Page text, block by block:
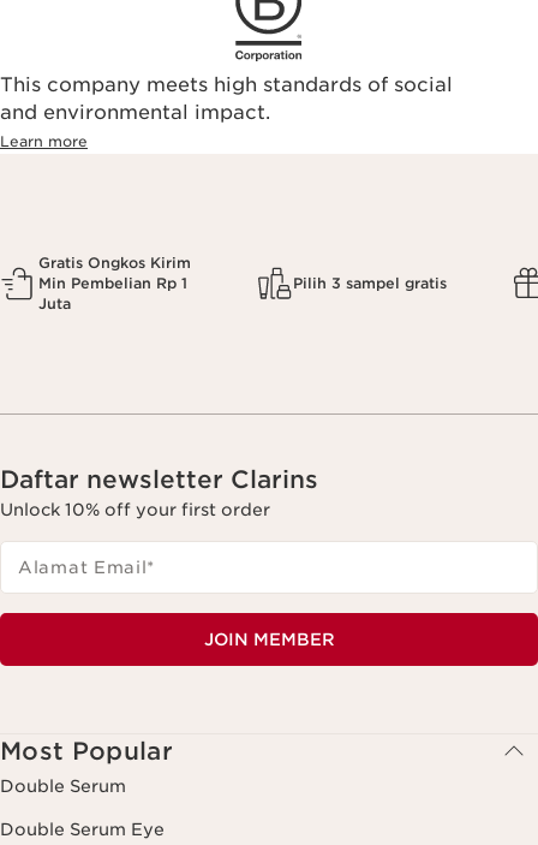
This company meets high standards of social
and environmental impact.
Learn more
Gratis Ongkos Kirim
Min Pembelian Rp 1
Juta
Pilih 3 sampel gratis
Daftar newsletter Clarins
Unlock 10% off your first order
Alamat Email*
JOIN MEMBER
Most Popular
Double Serum
Double Serum Eye